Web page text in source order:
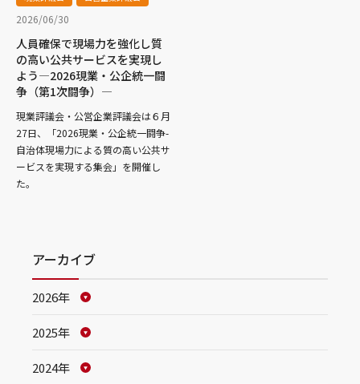
2026/06/30
人員確保で現場力を強化し質
の高い公共サービスを実現し
よう―2026現業・公企統一闘
争（第1次闘争）―
現業評議会・公営企業評議会は６月
27日、「2026現業・公企統一闘争-
自治体現場力による質の高い公共サ
ービスを実現する集会」を開催し
た。
アーカイブ
2026年
2025年
2024年